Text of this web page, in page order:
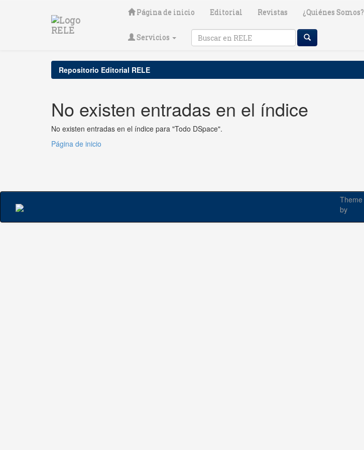
Página de inicio Editorial Revistas ¿Quiénes Somos?
Servicios
Repositorio Editorial RELE
No existen entradas en el índice
No existen entradas en el índice para "Todo DSpace".
Página de inicio
Theme
by